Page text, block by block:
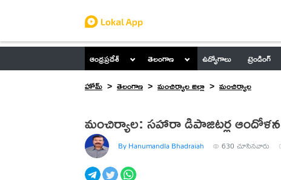
ఆంధ్రప్రదేశ్ తెలంగాణ ఉద్యోగాలు ట్రెండింగ్
హోమ్
తెలంగాణ మంచిర్యాల జిల్లా మంచిర్యాల
మంచిర్యాల: సహారా డిపాజిటర్ల ఆందోళన
By Hanumandla Bhadraiah 630 చూసినవారు